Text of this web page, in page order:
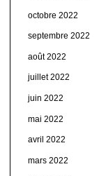
octobre 2022
septembre 2022
août 2022
juillet 2022
juin 2022
mai 2022
avril 2022
mars 2022